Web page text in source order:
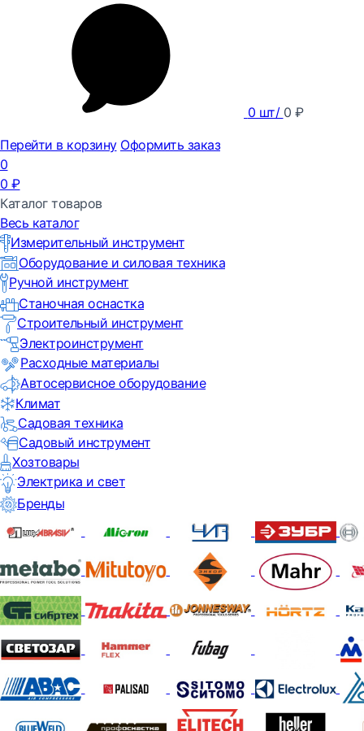
0 шт/ 0 ₽
Перейти в корзину Оформить заказ
0
0 ₽
Каталог товаров
Весь каталог
Измерительный инструмент
Оборудование и силовая техника
Ручной инструмент
Станочная оснастка
Строительный инструмент
Электроинструмент
Расходные материалы
Автосервисное оборудование
Климат
Садовая техника
Садовый инструмент
Хозтовары
Электрика и свет
Бренды